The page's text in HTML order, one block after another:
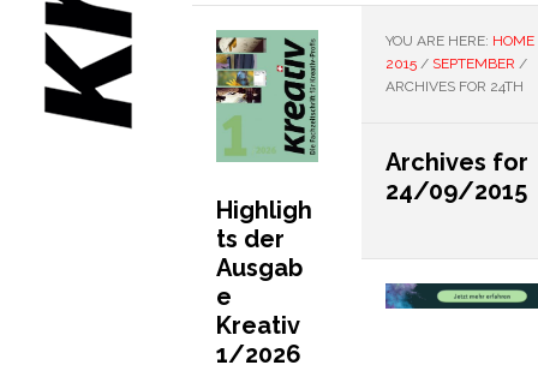
YOU ARE HERE: HOME
2015 / SEPTEMBER /
ARCHIVES FOR 24TH
Archives for
24/09/2015
Highligh
ts der
Ausgab
e
Kreativ
1/2026